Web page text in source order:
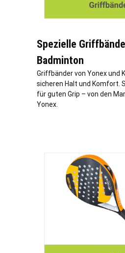
Spezielle
Badminton
Griffbänder von Yonex und
sicheren Halt und Komfort.
für guten Grip – von den
Yonex.